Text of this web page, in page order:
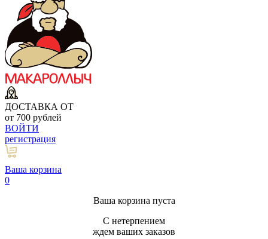
ДОСТАВКА ОТ
от 700 рублей
ВОЙТИ
регистрация
Ваша корзина
0
Ваша корзина пуста
С нетерпением
ждем ваших заказов